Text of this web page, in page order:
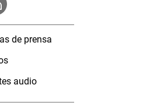
de prensa
audio